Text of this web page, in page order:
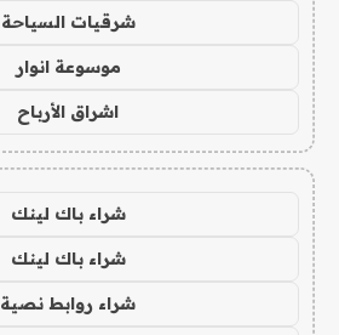
شرقيات السياحة
موسوعة انوار
اشراق الأرباح
شراء باك لينك
شراء باك لينك
شراء روابط نصية